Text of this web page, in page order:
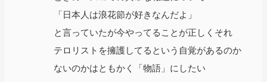
「日本人は浪花節が好きなんだよ」
と言っていたが今やってることが正しくそれ
テロリストを擁護してるという自覚があるのか
ないのかはともかく「物語」にしたい